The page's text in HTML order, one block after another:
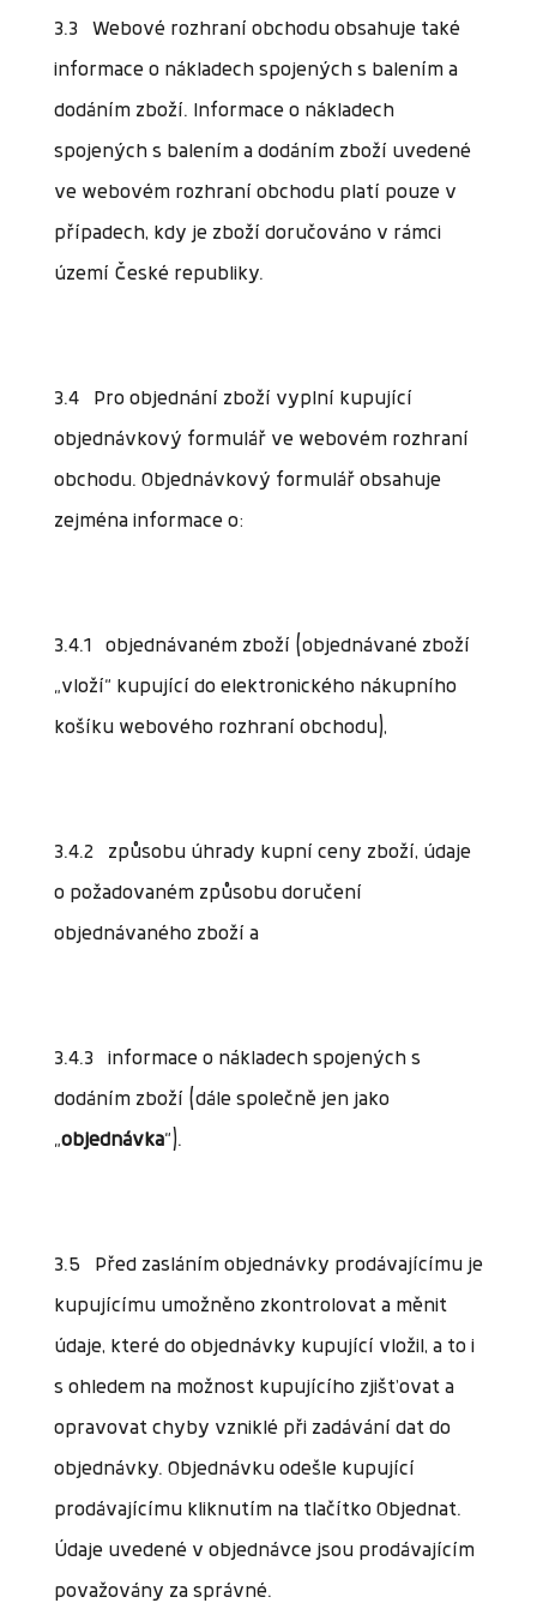
3.3 Webové rozhraní obchodu obsahuje také
informace o nákladech spojených s balením a
dodáním zboží. Informace o nákladech
spojených s balením a dodáním zboží uvedené
ve webovém rozhraní obchodu platí pouze v
případech, kdy je zboží doručováno v rámci
území České republiky.
3.4 Pro objednání zboží vyplní kupující
objednávkový formulář ve webovém rozhraní
obchodu. Objednávkový formulář obsahuje
zejména informace o:
3.4.1 objednávaném zboží (objednávané zboží
„vloží“ kupující do elektronického nákupního
košíku webového rozhraní obchodu),
3.4.2 způsobu úhrady kupní ceny zboží, údaje
o požadovaném způsobu doručení
objednávaného zboží a
3.4.3 informace o nákladech spojených s
dodáním zboží (dále společně jen jako
„objednávka“).
3.5 Před zasláním objednávky prodávajícímu je
kupujícímu umožněno zkontrolovat a měnit
údaje, které do objednávky kupující vložil, a to i
s ohledem na možnost kupujícího zjišťovat a
opravovat chyby vzniklé při zadávání dat do
objednávky. Objednávku odešle kupující
prodávajícímu kliknutím na tlačítko Objednat.
Údaje uvedené v objednávce jsou prodávajícím
považovány za správné.